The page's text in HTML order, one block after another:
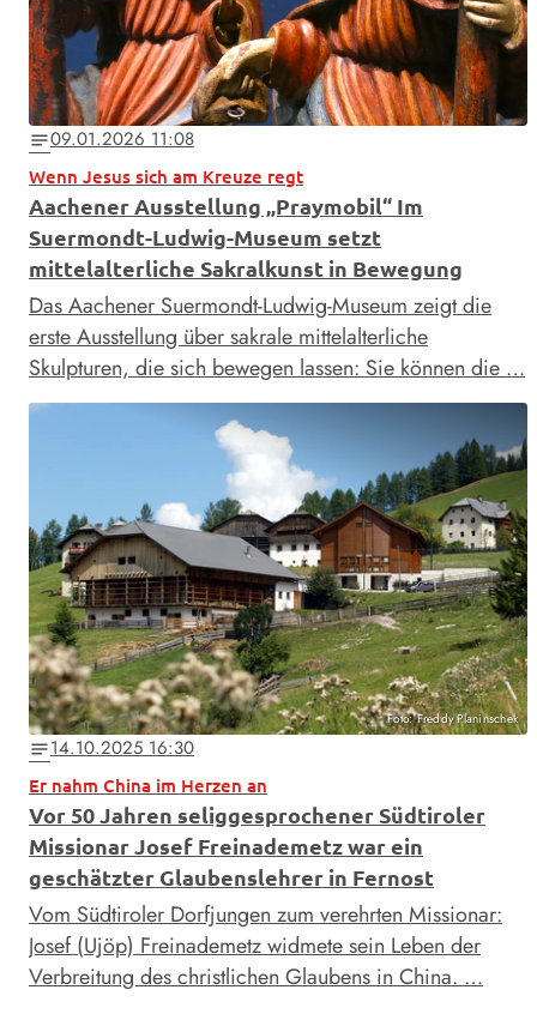
notes09.01.2026 11:08
Wenn Jesus sich am Kreuze regt
Aachener Ausstellung „Praymobil“ Im
Suermondt-Ludwig-Museum setzt
mittelalterliche Sakralkunst in Bewegung
Das Aachener Suermondt-Ludwig-Museum zeigt die
erste Ausstellung über sakrale mittelalterliche
Skulpturen, die sich bewegen lassen: Sie können die …
Foto: Freddy Planinschek
notes14.10.2025 16:30
Er nahm China im Herzen an
Vor 50 Jahren seliggesprochener Südtiroler
Missionar Josef Freinademetz war ein
geschätzter Glaubenslehrer in Fernost
Vom Südtiroler Dorfjungen zum verehrten Missionar:
Josef (Ujöp) Freinademetz widmete sein Leben der
Verbreitung des christlichen Glaubens in China. …